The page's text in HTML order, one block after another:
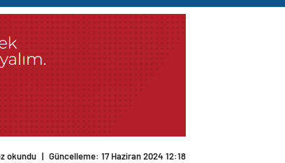
okundu | Güncelleme: 17 Haziran 2024 12:18